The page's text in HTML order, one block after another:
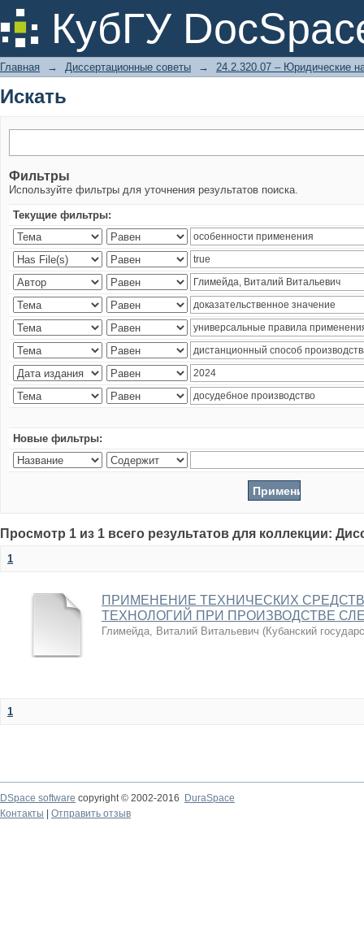
КубГУ
Искать
Главная → Диссертационные советы → 24.2.320.07 – Юридические
Искать
Фильтры
Используйте фильтры для уточнения результатов поиска.
Текущие фильтры:
Новые фильтры:
Просмотр 1 из 1 всего результатов для коллекции:
1
ПРИМЕНЕНИЕ ТЕХНИЧЕСКИХ
ТЕХНОЛОГИЙ ПРИ ПРОИЗВОДСТВЕ
Глимейда, Виталий Витальевич (Кубанский
1
DSpace software copyright © 2002-2016
DuraSpace
Контакты
Отправить отзыв